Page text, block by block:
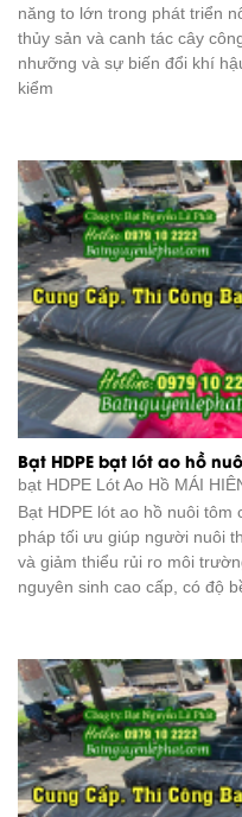
năng to lớn trong phát triển
thủy sản và canh tác cây
nhưỡng và sự biến đổi khí
kiểm
Bạt HDPE bạt lót ao hồ
bạt HDPE Lót Ao Hồ MÁI
Bạt HDPE lót ao hồ nuôi
pháp tối ưu giúp người nuôi
và giảm thiểu rủi ro môi
nguyên sinh cao cấp, có độ